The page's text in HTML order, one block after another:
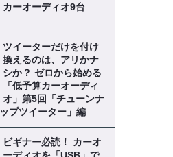
カーオーディオ9台
ツイーターだけを付け
換えるのは、アリかナ
シか？ ゼロから始める
「低予算カーオーディ
オ」第5回「チューンナ
ップツイーター」編
ビギナー必読！ カーオ